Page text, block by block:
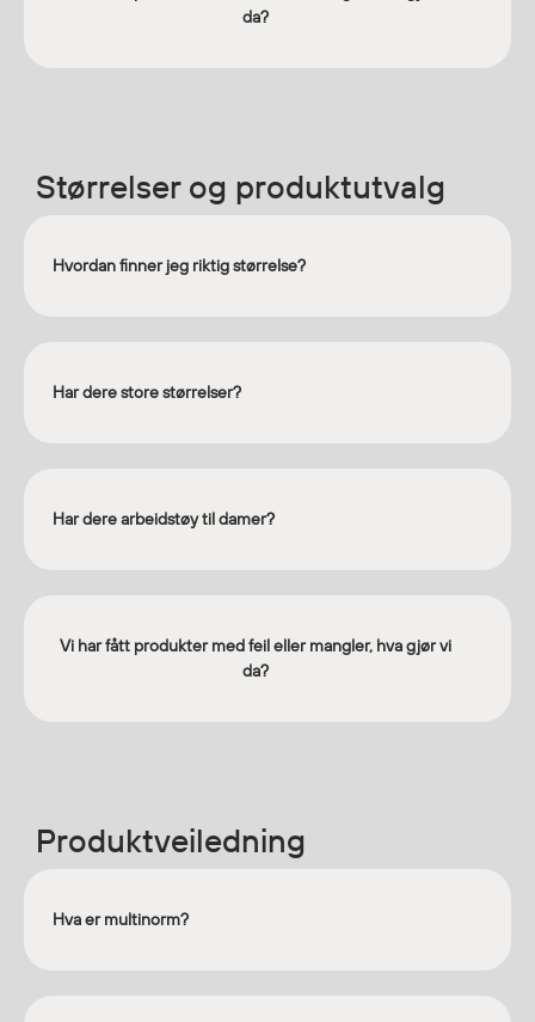
Mygg- og flåttmiddel
da?
Størrelser og produktutvalg
Hvordan finner jeg riktig størrelse?
Har dere store størrelser?
Har dere arbeidstøy til damer?
Vi har fått produkter med feil eller mangler, hva gjør vi
da?
Produktveiledning
Hva er multinorm?